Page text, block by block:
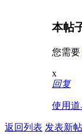
本帖
您需要
x
回复
使用道
返回列表 发表新帖